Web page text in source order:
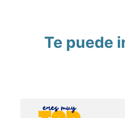
Te puede